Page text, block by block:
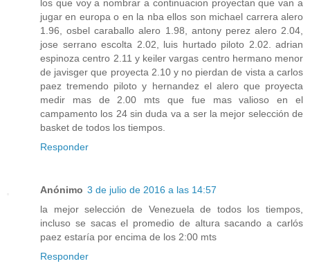
los que voy a nombrar a continuacion proyectan que van a
jugar en europa o en la nba ellos son michael carrera alero
1.96, osbel caraballo alero 1.98, antony perez alero 2.04,
jose serrano escolta 2.02, luis hurtado piloto 2.02. adrian
espinoza centro 2.11 y keiler vargas centro hermano menor
de javisger que proyecta 2.10 y no pierdan de vista a carlos
paez tremendo piloto y hernandez el alero que proyecta
medir mas de 2.00 mts que fue mas valioso en el
campamento los 24 sin duda va a ser la mejor selección de
basket de todos los tiempos.
Responder
Anónimo 3 de julio de 2016 a las 14:57
la mejor selección de Venezuela de todos los tiempos,
incluso se sacas el promedio de altura sacando a carlós
paez estaría por encima de los 2:00 mts
Responder